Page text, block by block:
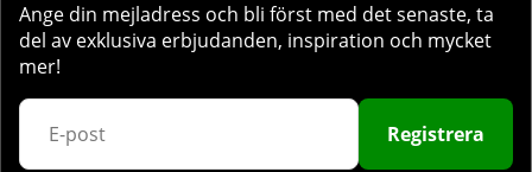
Ange din mejladress och bli först med det senaste, ta
del av exklusiva erbjudanden, inspiration och mycket
mer!
Registrera